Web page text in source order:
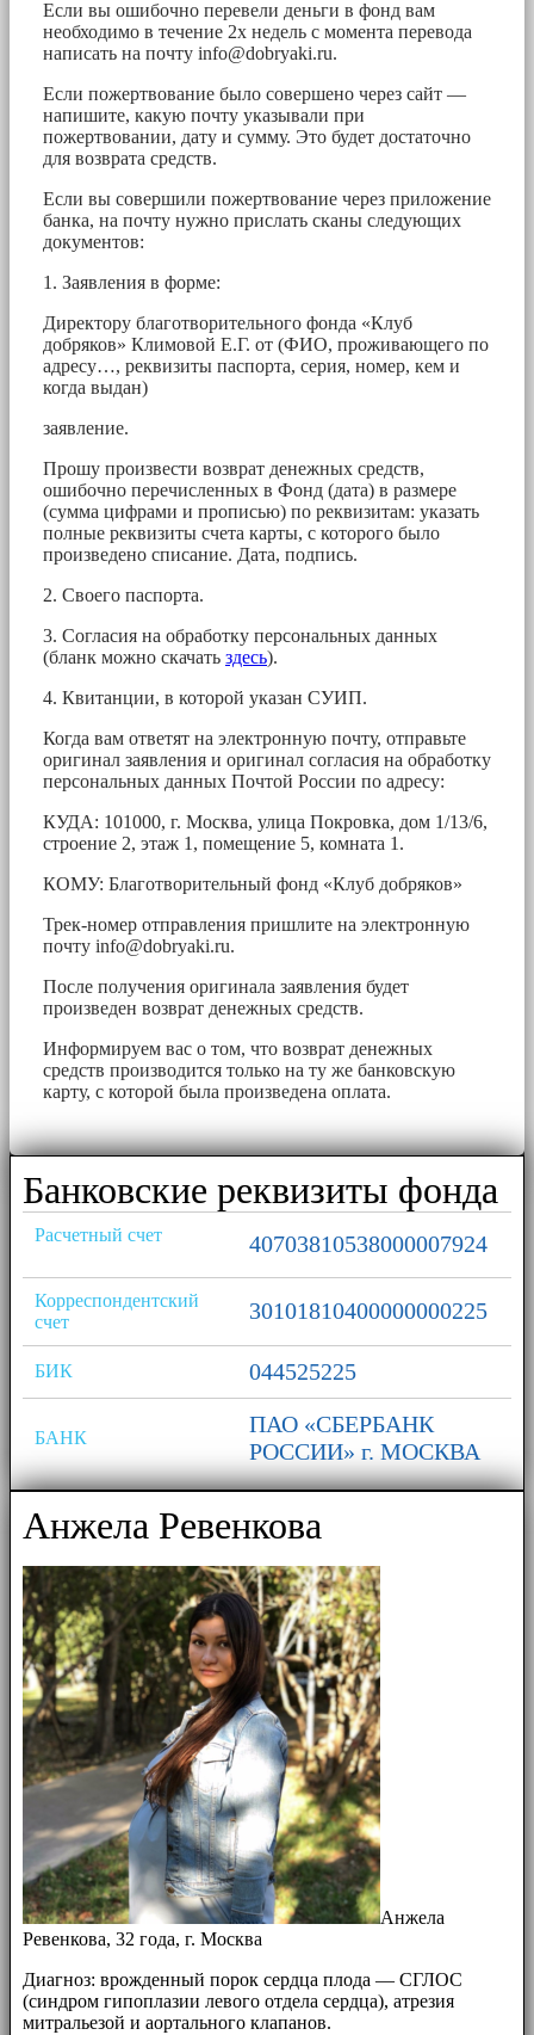
Если вы ошибочно перевели деньги в фонд вам
необходимо в течение 2х недель с момента перевода
написать на почту info@dobryaki.ru.
Если пожертвование было совершено через сайт —
напишите, какую почту указывали при
пожертвовании, дату и сумму. Это будет достаточно
для возврата средств.
Если вы совершили пожертвование через приложение
банка, на почту нужно прислать сканы следующих
документов:
1. Заявления в форме:
Директору благотворительного фонда «Клуб
добряков» Климовой Е.Г. от (ФИО, проживающего по
адресу…, реквизиты паспорта, серия, номер, кем и
когда выдан)
заявление.
Прошу произвести возврат денежных средств,
ошибочно перечисленных в Фонд (дата) в размере
(сумма цифрами и прописью) по реквизитам: указать
полные реквизиты счета карты, с которого было
произведено списание. Дата, подпись.
2. Своего паспорта.
3. Согласия на обработку персональных данных
(бланк можно скачать здесь).
4. Квитанции, в которой указан СУИП.
Когда вам ответят на электронную почту, отправьте
оригинал заявления и оригинал согласия на обработку
персональных данных Почтой России по адресу:
КУДА: 101000, г. Москва, улица Покровка, дом 1/13/6,
строение 2, этаж 1, помещение 5, комната 1.
КОМУ: Благотворительный фонд «Клуб добряков»
Трек-номер отправления пришлите на электронную
почту info@dobryaki.ru.
После получения оригинала заявления будет
произведен возврат денежных средств.
Информируем вас о том, что возврат денежных
средств производится только на ту же банковскую
карту, с которой была произведена оплата.
Банковские реквизиты фонда
Расчетный счет 40703810538000007924
Корреспондентский
счет
30101810400000000225
БИК 044525225
БАНК
ПАО «СБЕРБАНК
РОССИИ» г. МОСКВА
Анжела Ревенкова
Анжела
Ревенкова, 32 года, г. Москва
Диагноз: врожденный порок сердца плода — СГЛОС
(синдром гипоплазии левого отдела сердца), атрезия
митральезой и аортального клапанов.